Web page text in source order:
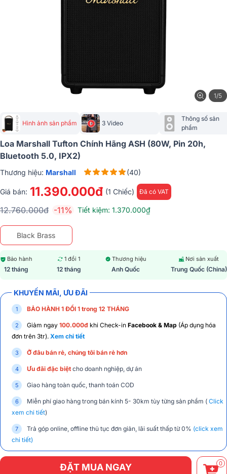
1/5
Hình ảnh sản phẩm 3 Video
Thông số sản
phẩm
Loa Marshall Tufton Chính Hãng ASH (80W, Pin 20h,
Bluetooth 5.0, IPX2)
Thương hiệu: Marshall (40)
Giá bán: 11.390.000đ (1 Chiếc) Đã có VAT
12.760.000đ -11% Tiết kiệm: 1.370.000₫
Black Brass
Bảo hành
12 tháng
1 đổi 1
12 tháng
Thương hiệu
Anh Quốc
Nơi sản xuất
Trung Quốc (China)
KHUYẾN MÃI, ƯU ĐÃI
BẢO HÀNH 1 ĐỔI 1 trong 12 THÁNG
Giảm ngay 100.000đ khi Check-in Facebook & Map (Áp dụng hóa
đơn trên 3tr). Xem chi tiết
Ở đâu bán rẻ, chúng tôi bán rẻ hơn
Ưu đãi đặc biệt cho doanh nghiệp, dự án
Giao hàng toàn quốc, thanh toán COD
Miễn phí giao hàng trong bán kính 5- 30km tùy từng sản phẩm ( Click
xem chi tiết)
Trả góp online, offline thủ tục đơn giản, lãi suất thấp từ 0% (click xem
chi tiết)
ĐẶT MUA NGAY 0